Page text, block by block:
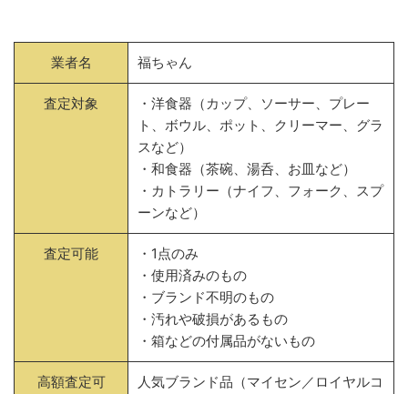
業者名 福ちゃん
査定対象
・洋食器（カップ、ソーサー、プレー
ト、ボウル、ポット、クリーマー、グラ
スなど）
・和食器（茶碗、湯呑、お皿など）
・カトラリー（ナイフ、フォーク、スプ
ーンなど）
査定可能
・1点のみ
・使用済みのもの
・ブランド不明のもの
・汚れや破損があるもの
・箱などの付属品がないもの
高額査定可
人気ブランド品（マイセン／ロイヤルコ